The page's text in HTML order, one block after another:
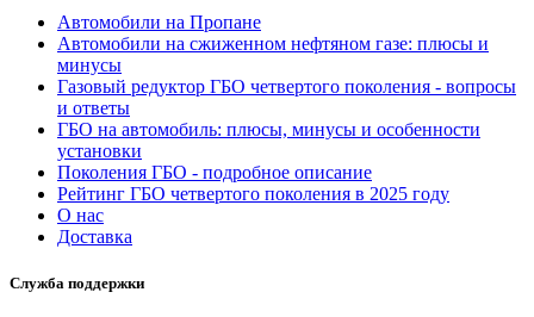
Автомобили на Пропане
Автомобили на сжиженном нефтяном газе: плюсы и
минусы
Газовый редуктор ГБО четвертого поколения - вопросы
и ответы
ГБО на автомобиль: плюсы, минусы и особенности
установки
Поколения ГБО - подробное описание
Рейтинг ГБО четвертого поколения в 2025 году
О нас
Доставка
Служба поддержки